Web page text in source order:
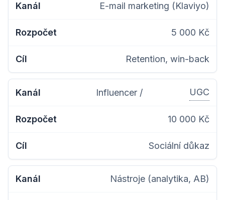
E-mail marketing (Klaviyo)
5 000 Kč
Retention, win-back
Influencer / UGC
10 000 Kč
Sociální důkaz
Nástroje (analytika, AB)